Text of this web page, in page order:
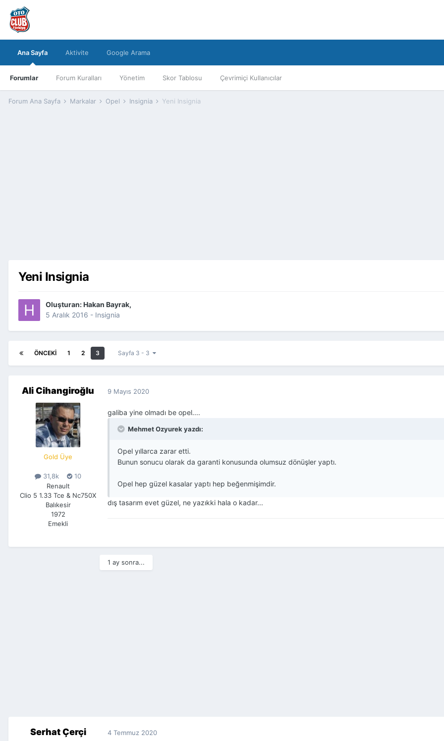
Ana Sayfa
Forumlar Forum Kuralları Yönetim Skor Tablosu Çevrimiçi Kullanıcılar
Aktivite Google Arama
Forum Ana Sayfa Markalar Opel Insignia Yeni Insignia
Yeni Insignia
Oluşturan:Hakan Bayrak,
5 Aralık 2016 - Insignia
ÖNCEKI 1 2 3 Sayfa 3 - 3
Ali Cihangiroğlu
Gold Üye
31,8k
10
Renault
Clio 5 1.33 Tce & Nc750X
Balıkesir
1972
Emekli
9 Mayıs 2020
galiba yine olmadı be opel....
Mehmet Ozyurek yazdı:
Opel yıllarca zarar etti.
Bunun sonucu olarak da garanti konusunda olumsuz dönüşler yaptı.
Opel hep güzel kasalar yaptı hep beğenmişimdir.
dış tasarım evet güzel, ne yazıkki hala o kadar...
1 ay sonra...
Serhat Çerçi 4 Temmuz 2020